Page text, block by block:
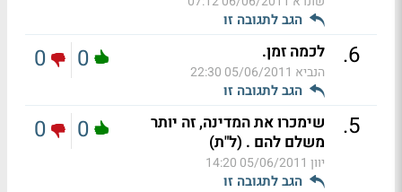
הגב לתגובה זו
6
. לכמה זמן.
הנביא 05/06/2011 22:30
הגב לתגובה זו
0
0
5
.
שימכרו את המדינה, זה יותר
משלם להם . (ל"ת)
יוון 05/06/2011 14:20
הגב לתגובה זו
0
0